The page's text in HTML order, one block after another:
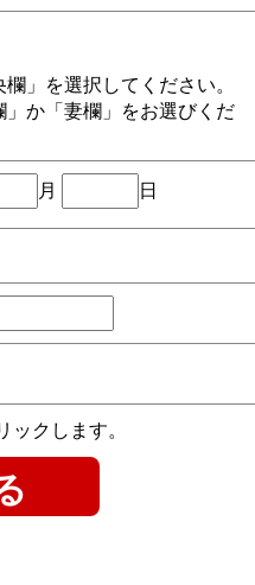
」を選択してください。
か「妻欄」をお選びくだ
月 日
クします。